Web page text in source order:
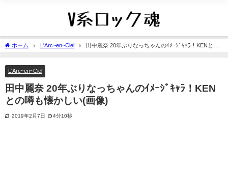
ホーム L'Arc~en~Ciel
田中麗奈 20年ぶりなっちゃんのｲﾒｰｼﾞｷｬﾗ！KENとの
噂も懐かしい(画像)
L'Arc~en~Ciel
田中麗奈 20年ぶりなっちゃんのｲﾒｰｼﾞｷｬﾗ！KEN
との噂も懐かしい(画像)
2019年2月7日 4分10秒